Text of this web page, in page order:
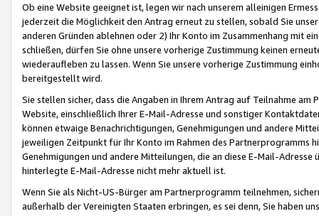
Ob eine Website geeignet ist, legen wir nach unserem alleinigen
jederzeit die Möglichkeit den Antrag erneut zu stellen, sobald Sie
anderen Gründen ablehnen oder 2) Ihr Konto im Zusammenhang mit
schließen, dürfen Sie ohne unsere vorherige Zustimmung keinen
wiederaufleben zu lassen. Wenn Sie unsere vorherige Zustimmung
bereitgestellt wird.
Sie stellen sicher, dass die Angaben in Ihrem Antrag auf Teilnahme
Website, einschließlich Ihrer E-Mail-Adresse und sonstiger
können etwaige Benachrichtigungen, Genehmigungen und andere
jeweiligen Zeitpunkt für Ihr Konto im Rahmen des Partnerprogramms
Genehmigungen und andere Mitteilungen, die an diese E-Mail-
hinterlegte E-Mail-Adresse nicht mehr aktuell ist.
Wenn Sie als Nicht-US-Bürger am Partnerprogramm teilnehmen,
außerhalb der Vereinigten Staaten erbringen, es sei denn, Sie haben